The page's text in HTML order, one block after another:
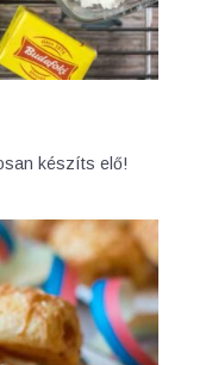
készíts elő!